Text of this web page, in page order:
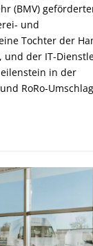
(BMV)
und
Tochter der
und der IT-
in der
RoRo-